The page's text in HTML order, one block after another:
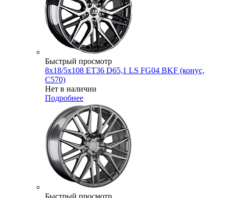
Быстрый просмотр
8x18/5x108 ET36 D65,1 LS FG04 BKF (конус,
C570)
Нет в наличии
Подробнее